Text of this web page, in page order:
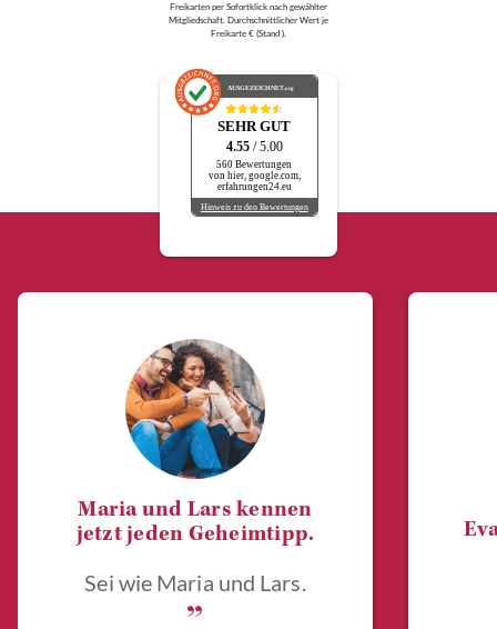
Freikarten per Sofortklick nach gewählter
Mitgliedschaft. Durchschnittlicher Wert je
Freikarte € (Stand ).
AUSGEZEICHNET.org
SEHR GUT
4.55 / 5.00
560 Bewertungen
von hier, google.com,
erfahrungen24.eu
Hinweis zu den Bewertungen
Maria und Lars kennen
jetzt jeden Geheimtipp.
Sei wie Maria und Lars.
„